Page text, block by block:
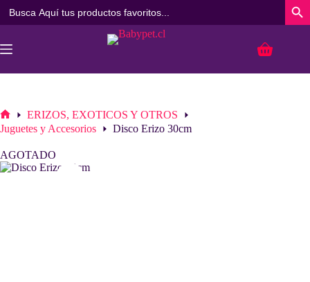
al
contenido
Carro
Inicio
ERIZOS, EXOTICOS Y OTROS
Juguetes y Accesorios
Disco Erizo 30cm
AGOTADO